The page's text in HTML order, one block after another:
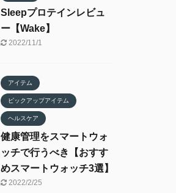
Sleepプロテインレビュ
ー【Wake】
2022/11/1
アイテム
ピックアップアイテム
ヘルスケア
健康管理をスマートウォ
ッチで行うべき【おすす
めスマートウォッチ3選】
2022/2/25